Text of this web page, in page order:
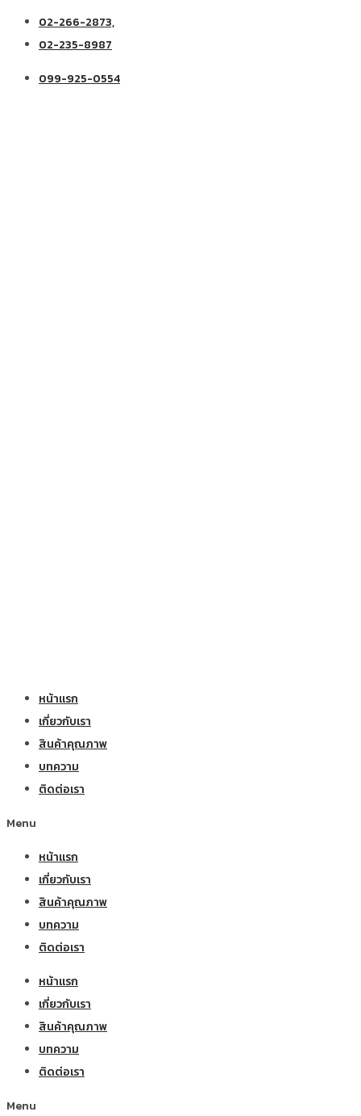
02-266-2873,
02-235-8987
099-925-0554
หน้าแรก
เกี่ยวกับเรา
สินค้าคุณภาพ
บทความ
ติดต่อเรา
Menu
หน้าแรก
เกี่ยวกับเรา
สินค้าคุณภาพ
บทความ
ติดต่อเรา
หน้าแรก
เกี่ยวกับเรา
สินค้าคุณภาพ
บทความ
ติดต่อเรา
Menu